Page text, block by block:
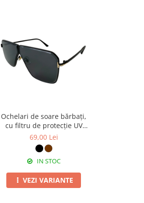
Ochelari de soare bărbați,
cu filtru de protecție UV
400, cu toc cadou, OSB77
69,00 Lei
IN STOC
VEZI VARIANTE